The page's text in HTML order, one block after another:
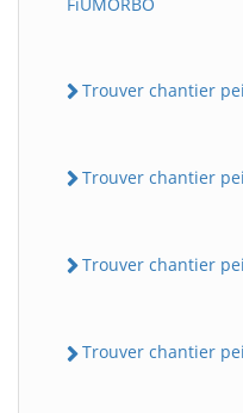
Trouver chantier
Trouver chantier
Trouver chantier
Trouver chantier